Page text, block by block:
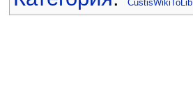
CustisWikiToLib